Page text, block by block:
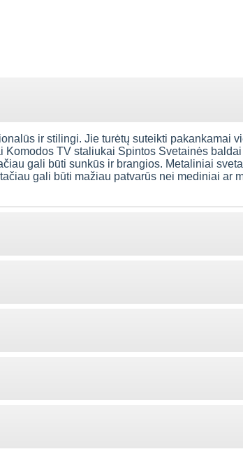
ir stilingi. Jie turėtų suteikti pakankamai
TV staliukai Spintos Svetainės
gali būti sunkūs ir brangios. Metaliniai
gali būti mažiau patvarūs nei mediniai ar